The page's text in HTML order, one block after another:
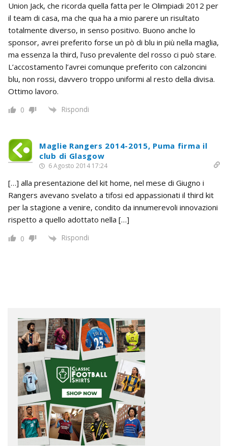
Union Jack, che ricorda quella fatta per le Olimpiadi 2012 per
il team di casa, ma che qua ha a mio parere un risultato
totalmente diverso, in senso positivo. Buono anche lo
sponsor, avrei preferito forse un pò di blu in più nella maglia,
ma essenza la third, l’uso prevalente del rosso ci può stare.
L’accostamento l’avrei comunque preferito con calzoncini
blu, non rossi, davvero troppo uniformi al resto della divisa.
Ottimo lavoro.
0 Rispondi
Maglie Rangers 2014-2015, Puma firma il
club di Glasgow
6 Agosto 2014 17:24
[…] alla presentazione del kit home, nel mese di Giugno i
Rangers avevano svelato a tifosi ed appassionati il third kit
per la stagione a venire, condito da innumerevoli innovazioni
rispetto a quello adottato nella […]
0 Rispondi